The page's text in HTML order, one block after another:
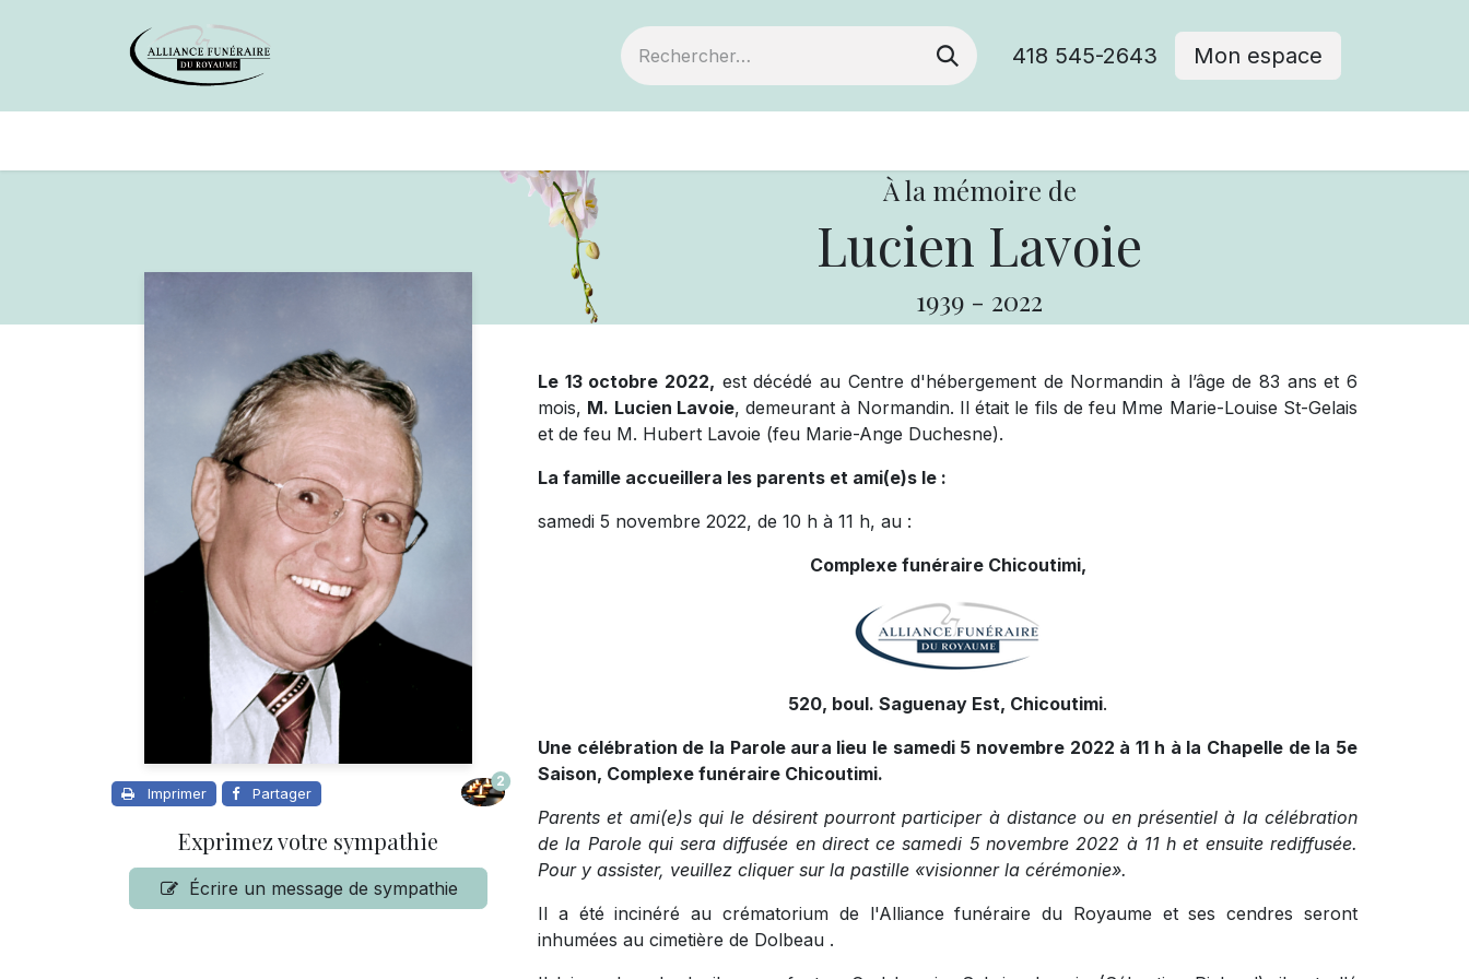
418 545-2643 Mon espace
À la mémoire de
Lucien Lavoie
1939 - 2022
Imprimer Partager
2
Exprimez votre sympathie
Écrire un message de sympathie
Le 13 octobre 2022, est décédé au Centre d'hébergement de Normandin à l’âge de 83 ans et 6
mois, M. Lucien Lavoie, demeurant à Normandin. Il était le fils de feu Mme Marie-Louise St-Gelais
et de feu M. Hubert Lavoie (feu Marie-Ange Duchesne).
La famille accueillera les parents et ami(e)s le :
samedi 5 novembre 2022, de 10 h à 11 h, au :
Complexe funéraire Chicoutimi,
520, boul. Saguenay Est, Chicoutimi.
Une célébration de la Parole aura lieu le samedi 5 novembre 2022 à 11 h à la Chapelle de la 5e
Saison, Complexe funéraire Chicoutimi.
Parents et ami(e)s qui le désirent pourront participer à distance ou en présentiel à la célébration
de la Parole qui sera diffusée en direct ce samedi 5 novembre 2022 à 11 h et ensuite rediffusée.
Pour y assister, veuillez cliquer sur la pastille «visionner la cérémonie».
Il a été incinéré au crématorium de l'Alliance funéraire du Royaume et ses cendres seront
inhumées au cimetière de Dolbeau .